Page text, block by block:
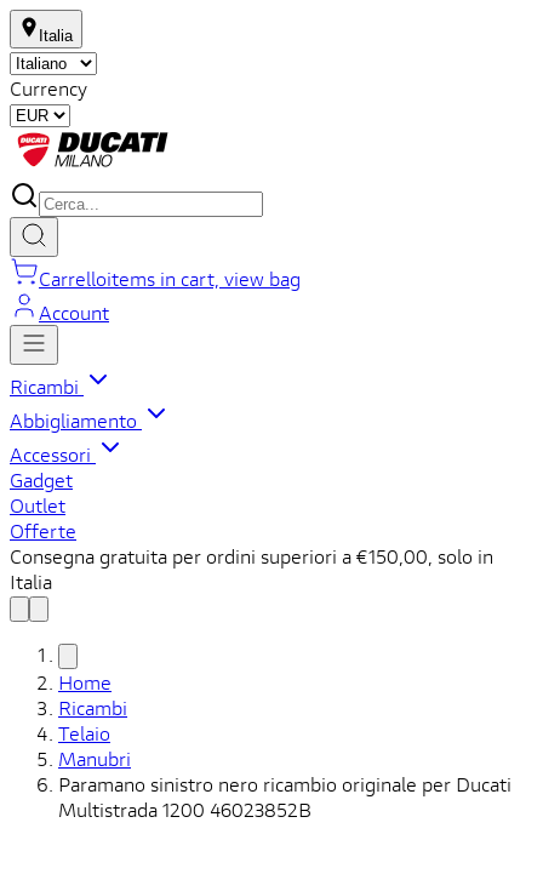
Italia
Currency
Carrelloitems in cart, view bag
Account
Ricambi
Abbigliamento
Accessori
Gadget
Outlet
Offerte
Consegna gratuita per ordini superiori a €150,00, solo in
Italia
Home
Ricambi
Telaio
Manubri
Paramano sinistro nero ricambio originale per Ducati
Multistrada 1200 46023852B